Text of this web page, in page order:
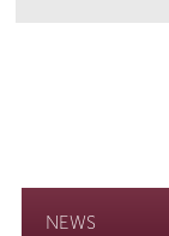
NEWS